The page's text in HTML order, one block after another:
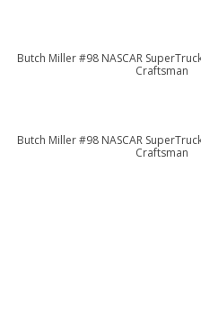
Butch Miller #98 NASCAR
Craftsman
Butch Miller #98 NASCAR
Craftsman